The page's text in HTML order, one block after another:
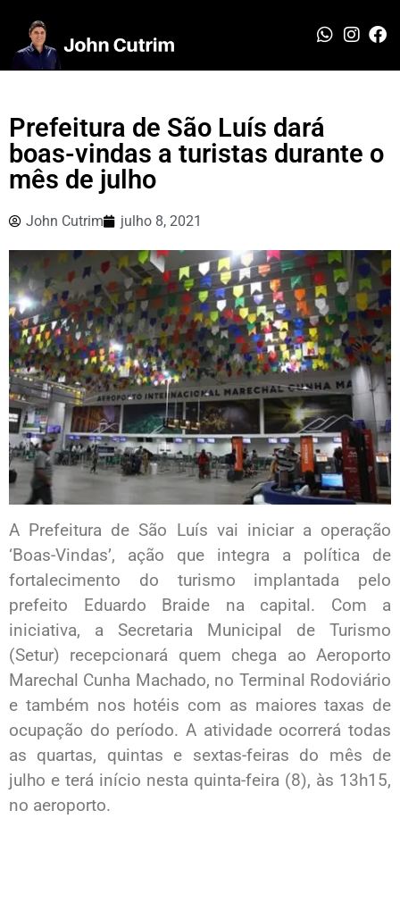
Prefeitura de São Luís dará
boas-vindas a turistas durante o
mês de julho
John Cutrim julho 8, 2021
A Prefeitura de São Luís vai iniciar a operação
‘Boas-Vindas’, ação que integra a política de
fortalecimento do turismo implantada pelo
prefeito Eduardo Braide na capital. Com a
iniciativa, a Secretaria Municipal de Turismo
(Setur) recepcionará quem chega ao Aeroporto
Marechal Cunha Machado, no Terminal Rodoviário
e também nos hotéis com as maiores taxas de
ocupação do período. A atividade ocorrerá todas
as quartas, quintas e sextas-feiras do mês de
julho e terá início nesta quinta-feira (8), às 13h15,
no aeroporto.